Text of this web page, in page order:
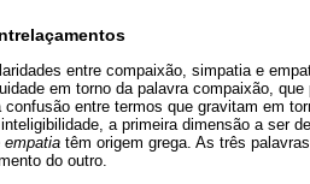
entre compaixão, simpatia e
em torno da palavra compaixão,
entre termos que gravitam em
a primeira dimensão a ser
empatia têm origem grega. As três
do outro.